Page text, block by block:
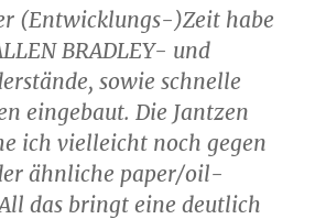
(Entwicklungs-)Zeit habe
BRADLEY- und
sowie schnelle
eingebaut. Die Jantzen
ich vielleicht noch gegen
ähnliche paper/oil-
das bringt eine deutlich